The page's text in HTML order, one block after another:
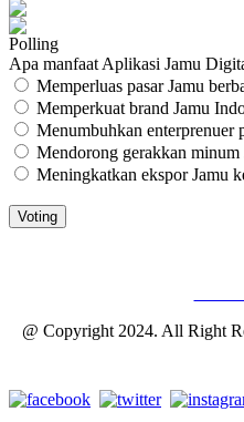
Polling
Apa manfaat Aplikasi Jamu
Memperluas pasar Jamu
Memperkuat brand Jamu
Menumbuhkan enterprenuer
Mendorong gerakkan minum
Meningkatkan ekspor Jamu
@ Copyright 2024. All Right